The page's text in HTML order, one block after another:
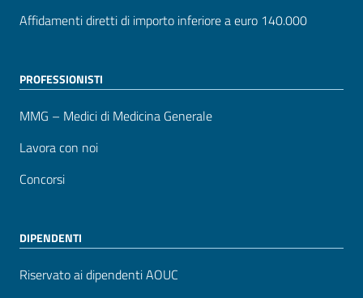
Affidamenti diretti di importo inferiore a euro 140.000
PROFESSIONISTI
MMG – Medici di Medicina Generale
Lavora con noi
Concorsi
DIPENDENTI
Riservato ai dipendenti AOUC